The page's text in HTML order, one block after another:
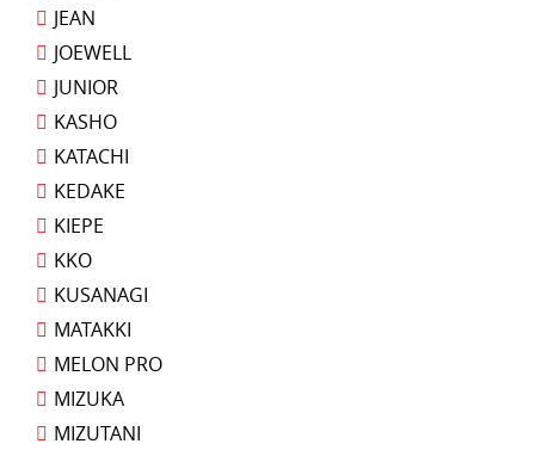
JEAN
JOEWELL
JUNIOR
KASHO
KATACHI
KEDAKE
KIEPE
KKO
KUSANAGI
MATAKKI
MELON PRO
MIZUKA
MIZUTANI